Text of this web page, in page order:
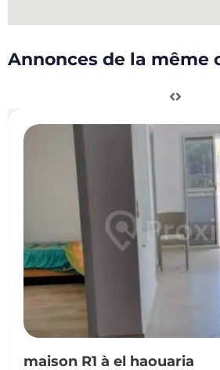
Annonces de la même
maison R1 à el haouaria